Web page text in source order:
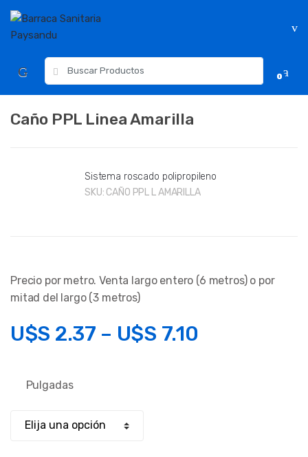
Skip
navigation
Skip
content
Resultados
para:
0
Caño PPL Linea Amarilla
Sistema roscado polipropileno
SKU: CAÑO PPL L AMARILLA
Precio por metro. Venta largo entero (6 metros) o por
mitad del largo (3 metros)
U$S 2.37 – U$S 7.10
Pulgadas